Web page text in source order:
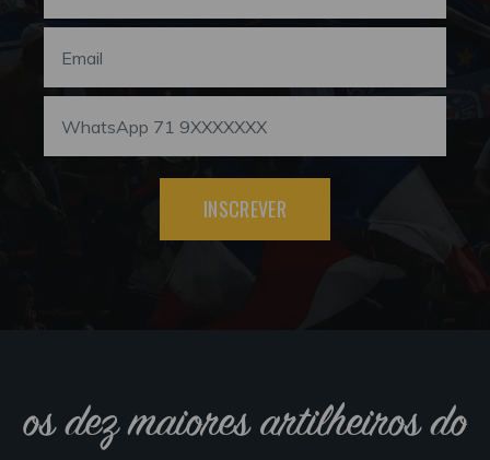
INSCREVER
os dez maiores artilheiros do